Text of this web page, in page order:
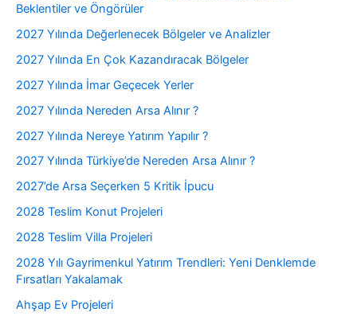
Beklentiler ve Öngörüler
2027 Yılında Değerlenecek Bölgeler ve Analizler
2027 Yılında En Çok Kazandıracak Bölgeler
2027 Yılında İmar Geçecek Yerler
2027 Yılında Nereden Arsa Alınır ?
2027 Yılında Nereye Yatırım Yapılır ?
2027 Yılında Türkiye’de Nereden Arsa Alınır ?
2027’de Arsa Seçerken 5 Kritik İpucu
2028 Teslim Konut Projeleri
2028 Teslim Villa Projeleri
2028 Yılı Gayrimenkul Yatırım Trendleri: Yeni Denklemde
Fırsatları Yakalamak
Ahşap Ev Projeleri